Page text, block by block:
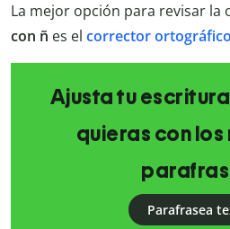
La mejor opción para revisar la
con ñ es el corrector
Ajusta tu
quieras con
Parafrasea